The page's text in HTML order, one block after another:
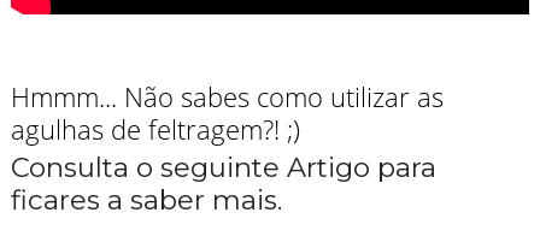
Hmmm... Não sabes como utilizar as
agulhas de feltragem?! ;)
Consulta o seguinte Artigo para
ficares a saber mais.